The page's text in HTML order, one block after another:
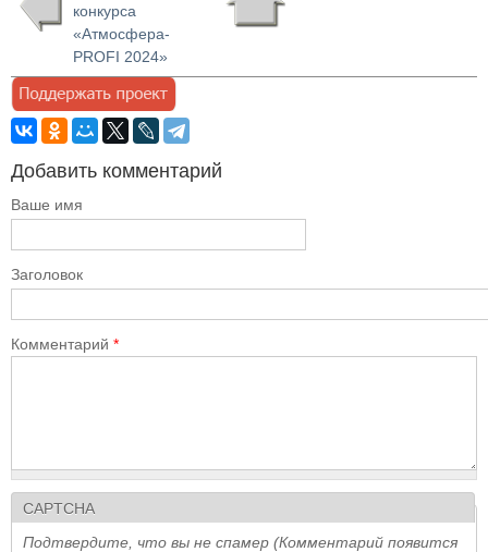
конкурса
«Атмосфера-
PROFI 2024»
Добавить комментарий
Ваше имя
Заголовок
Комментарий *
CAPTCHA
Подтвердите, что вы не спамер (Комментарий появится